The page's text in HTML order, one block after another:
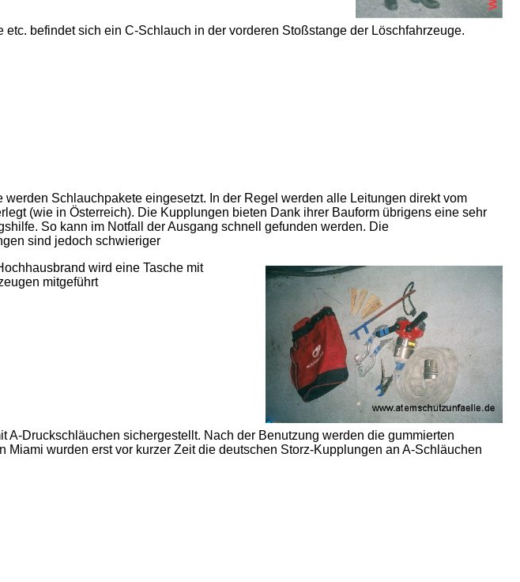
etc. befindet sich ein C-Schlauch in der vorderen Stoßstange der Löschfahrzeuge.
werden Schlauchpakete eingesetzt. In der Regel werden alle Leitungen direkt vom
(wie in Österreich). Die Kupplungen bieten Dank ihrer Bauform übrigens eine sehr
So kann im Notfall der Ausgang schnell gefunden werden. Die
sind jedoch schwieriger
wird eine Tasche mit
mitgeführt
A-Druckschläuchen sichergestellt. Nach der Benutzung werden die gummierten
wurden erst vor kurzer Zeit die deutschen Storz-Kupplungen an A-Schläuchen